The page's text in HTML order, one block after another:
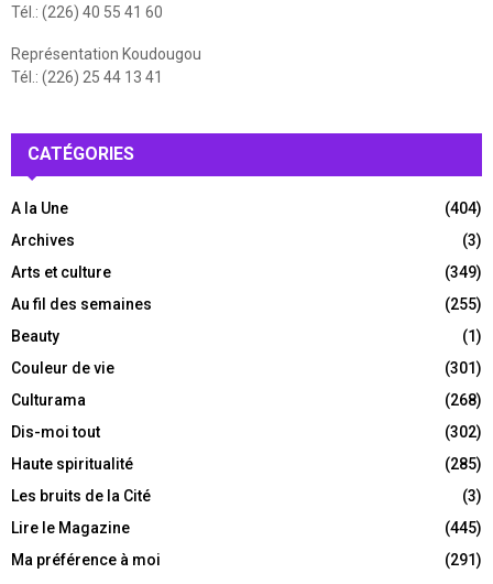
Tél.: (226) 40 55 41 60
Représentation Koudougou
Tél.: (226) 25 44 13 41
CATÉGORIES
A la Une
(404)
Archives
(3)
Arts et culture
(349)
Au fil des semaines
(255)
Beauty
(1)
Couleur de vie
(301)
Culturama
(268)
Dis-moi tout
(302)
Haute spiritualité
(285)
Les bruits de la Cité
(3)
Lire le Magazine
(445)
Ma préférence à moi
(291)